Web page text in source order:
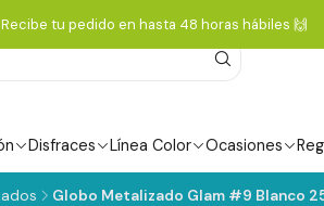
Disfraces Línea Color Ocasiones
Recibe tu pedido en hasta 48 horas hábiles 🙌
Globo Metalizado Glam #9 Blanco